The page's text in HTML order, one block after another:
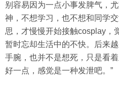
别容易因为一点小事发脾气，
神，不想学习，也不想和同学
思，才慢慢开始接触cosplay，
暂时忘却生活中的不快。后来
手腕，也并不是想死，只是看
好一点，感觉是一种发泄吧。”